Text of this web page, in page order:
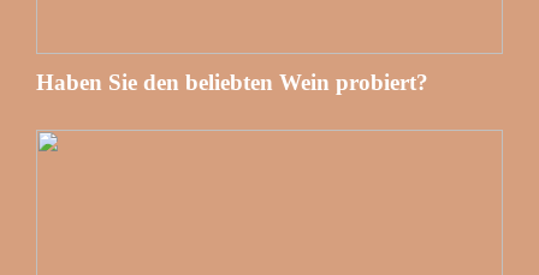
Haben Sie den beliebten Wein probiert?